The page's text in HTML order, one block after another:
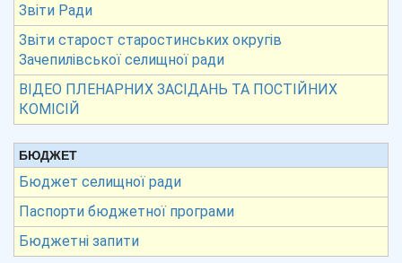
Звіти Ради
Звіти старост старостинських округів
Зачепилівської селищної ради
ВІДЕО ПЛЕНАРНИХ ЗАСІДАНЬ ТА ПОСТІЙНИХ
КОМІСІЙ
БЮДЖЕТ
Бюджет селищної ради
Паспорти бюджетної програми
Бюджетні запити